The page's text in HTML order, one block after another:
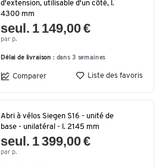
d'extension, utilisable d'un côté, l.
4300 mm
seul. 1 149,00 €
par p.
Délai de livraison : dans 3 semaines
Comparer Liste des favoris
Abri à vélos Siegen S16 - unité de
base - unilatéral - l. 2145 mm
seul. 1 399,00 €
par p.